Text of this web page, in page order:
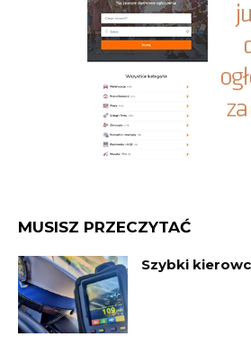
MUSISZ PRZECZYTAĆ
Szybki